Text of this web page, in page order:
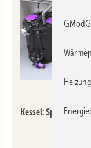
Kessel:
GModG